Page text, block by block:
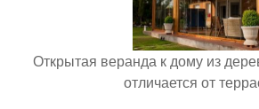
Открытая веранда к дому из
отличается от